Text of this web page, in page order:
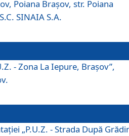
Poiana Braşov, str. Poiana
SINAIA S.A.
- Zona La Iepure, Braşov”,
„P.U.Z. - Strada După